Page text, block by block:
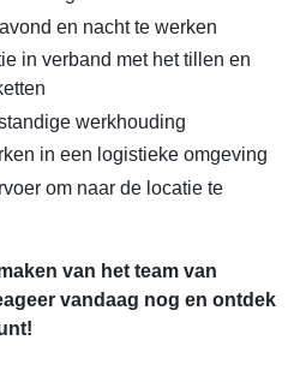
en nacht te werken
in verband met het tillen en
werkhouding
in een logistieke omgeving
om naar de locatie te
van het team van
vandaag nog en ontdek